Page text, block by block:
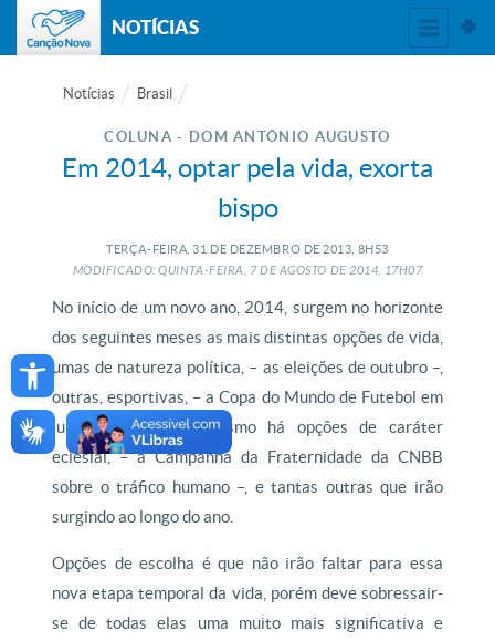
Open toolbar
NOTÍCIAS
Notícias Brasil
COLUNA - DOM ANTÔNIO AUGUSTO
Em 2014, optar pela vida, exorta
bispo
TERÇA-FEIRA, 31 DE DEZEMBRO DE 2013, 8H53
MODIFICADO: QUINTA-FEIRA, 7DE AGOSTO DE2014, 17H07
No início de um novo ano, 2014, surgem no horizonte
dos seguintes meses as mais distintas opções de vida,
umas de natureza política, – as eleições de outubro –,
outras, esportivas, – a Copa do Mundo de Futebol em
junho/julho –, até mesmo há opções de caráter
eclesial, – a Campanha da Fraternidade da CNBB
sobre o tráfico humano –, e tantas outras que irão
surgindo ao longo do ano.
Opções de escolha é que não irão faltar para essa
nova etapa temporal da vida, porém deve sobressair-
se de todas elas uma muito mais significativa e